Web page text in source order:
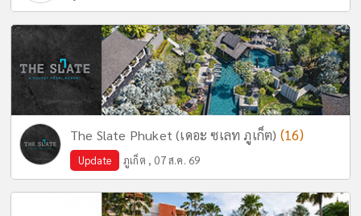
The Slate Phuket (เดอะ ซเลท ภูเก็ต) (16)
Update ภูเก็ต , 07 ส.ค. 69